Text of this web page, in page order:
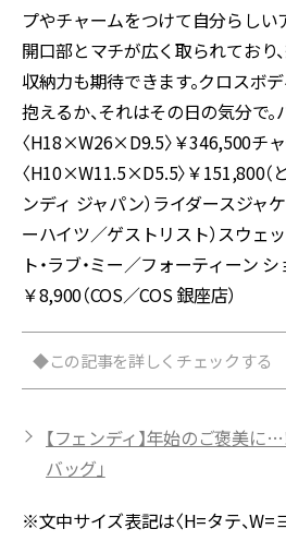
プやチャームをつけて自分らしい
開口部とマチが広く取られており
収納力も期待できます。クロスボ
抱えるか、それはその日の気分で。
〈H18×W26×D9.5〉￥346,500チ
〈H10×W11.5×D5.5〉￥151,800
ンディ ジャパン）ライダースジャ
ーハイツ／ゲストリスト）スウェ
ト・ラブ・ミー／フォーティーン
￥8,900（COS／COS 銀座店）
◆この記事を詳しくチェックする
【フェンディ】年始のご褒美に
バッグ」
※文中サイズ表記は〈H=タテ、W=ヨ